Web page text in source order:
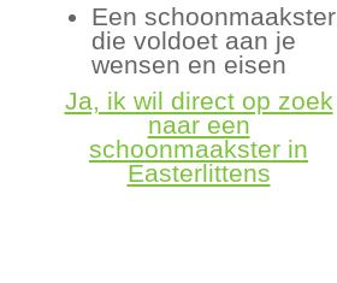
Een schoonmaakster
die voldoet aan je
wensen en eisen
Ja, ik wil direct op zoek
naar een
schoonmaakster in
Easterlittens